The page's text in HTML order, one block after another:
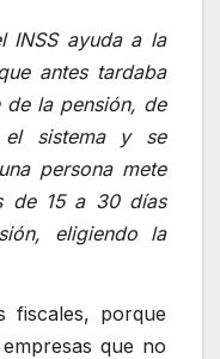
INSS ayuda a la
antes tardaba
la pensión, de
el sistema y se
persona mete
de 15 a 30 días
eligiendo la
fiscales, porque
que no